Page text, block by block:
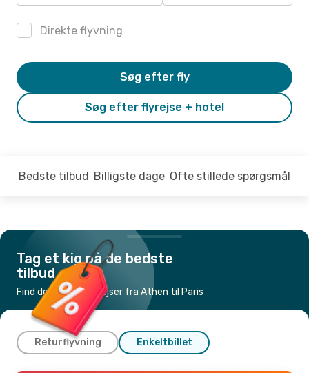
Direkte flyvning
Søg efter flyrejse + hotel
Søg efter fly
Bedste tilbud Billigste dage Ofte stillede spørgsmål
Tag et kig på de bedste
tilbud
Find de billigste flyrejser fra Athen til Paris
Returflyvning Enkeltbillet